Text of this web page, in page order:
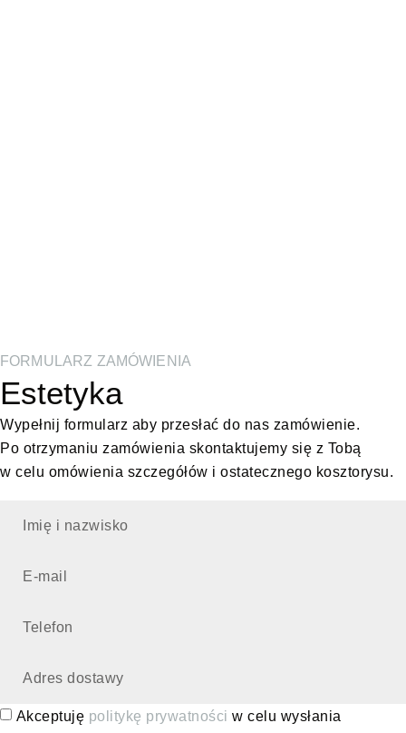
FORMULARZ ZAMÓWIENIA
Estetyka
Wypełnij formularz aby przesłać do nas zamówienie.
Po otrzymaniu zamówienia skontaktujemy się z Tobą
w celu omówienia szczegółów i ostatecznego kosztorysu.
Akceptuję politykę prywatności w celu wysłania